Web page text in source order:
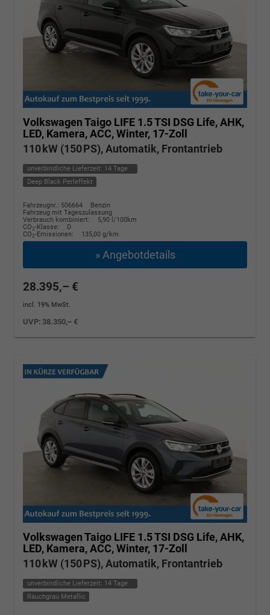
Volkswagen Taigo LIFE 1.5 TSI DSG Life, AHK,
LED, Kamera, ACC, Winter, 17-Zoll
110 kW (150 PS), Automatik, Frontantrieb
unverbindliche Lieferzeit: 14 Tage
Deep Black Perleffekt
Fahrzeugnr.: 506664
Benzin
Fahrzeug mit Tageszulassung
Verbrauch kombiniert:
5,90 l/100km
CO2-Klasse:
D
CO2-Emissionen: 135,00 g/km
» Angebotdetails
28.395,– €
incl. 19% MwSt.
UVP: 38.350,– €
Volkswagen Taigo LIFE 1.5 TSI DSG Life, AHK,
LED, Kamera, ACC, Winter, 17-Zoll
110 kW (150 PS), Automatik, Frontantrieb
unverbindliche Lieferzeit: 14 Tage
Rauchgrau Metallic